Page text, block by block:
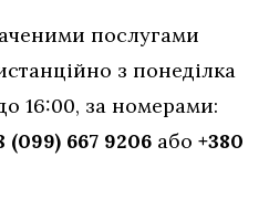
послугами
з понеділка
16:00, за номерами:
(099) 667 9206 або +380